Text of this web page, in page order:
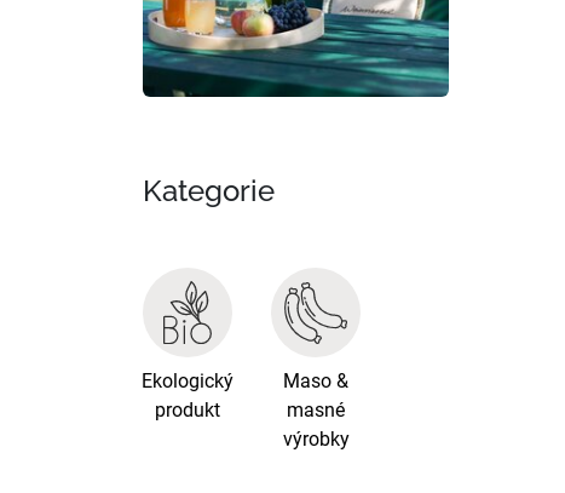
Kategorie
Ekologický
produkt
Maso &
masné
výrobky